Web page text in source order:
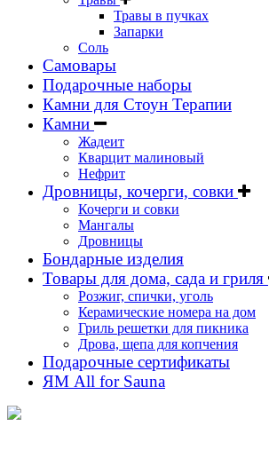
Травы в пучках
Запарки
Соль
Самовары
Подарочные наборы
Камни для Стоун Терапии
Камни
Жадеит
Кварцит малиновый
Нефрит
Дровницы, кочерги, совки
Кочерги и совки
Мангалы
Дровницы
Бондарные изделия
Товары для дома, сада и гриля
Розжиг, спички, уголь
Керамические номера на дом
Гриль решетки для пикника
Дрова, щепа для копчения
Подарочные сертификаты
ЯМ All for Sauna